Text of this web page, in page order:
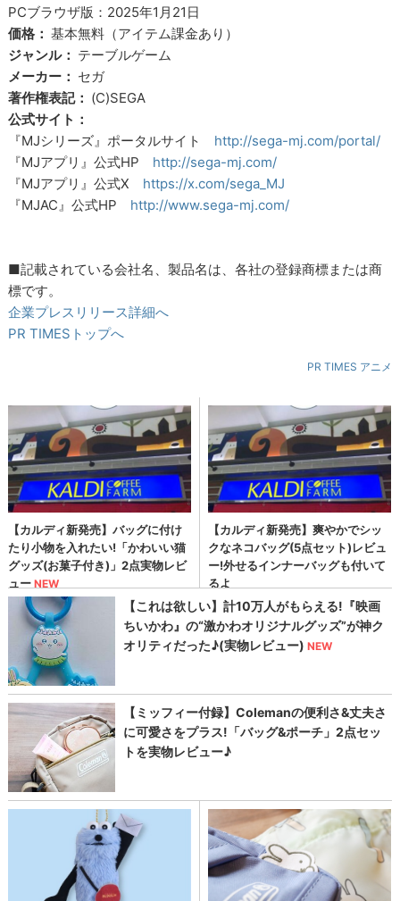
PCブラウザ版：2025年1月21日
価格：基本無料（アイテム課金あり）
ジャンル： テーブルゲーム
メーカー： セガ
著作権表記： (C)SEGA
公式サイト：
『MJシリーズ』ポータルサイト http://sega-mj.com/portal/
『MJアプリ』公式HP http://sega-mj.com/
『MJアプリ』公式X https://x.com/sega_MJ
『MJAC』公式HP http://www.sega-mj.com/
■記載されている会社名、製品名は、各社の登録商標または商
標です。
企業プレスリリース詳細へ
PR TIMESトップへ
PR TIMES アニメ